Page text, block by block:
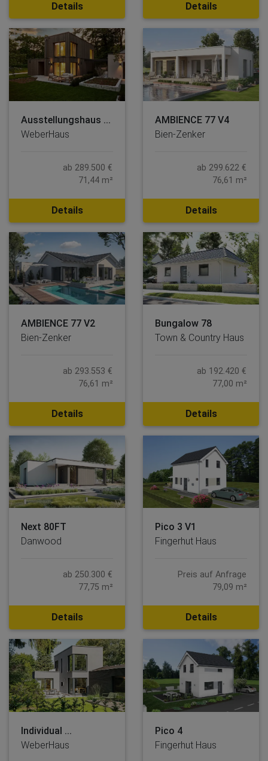
Details Details
Ausstellungshaus ...
WeberHaus
ab 289.500 €
71,44 m²
Details
AMBIENCE 77 V4
Bien-Zenker
ab 299.622 €
76,61 m²
Details
AMBIENCE 77 V2
Bien-Zenker
ab 293.553 €
76,61 m²
Details
Bungalow 78
Town & Country Haus
ab 192.420 €
77,00 m²
Details
Next 80FT
Danwood
ab 250.300 €
77,75 m²
Details
Pico 3 V1
Fingerhut Haus
Preis auf Anfrage
79,09 m²
Details
Individual ...
WeberHaus
Pico 4
Fingerhut Haus